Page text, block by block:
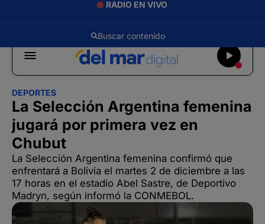
RADIO EN VIVO
DEPORTES
La Selección Argentina femenina
jugará por primera vez en
Chubut
La Selección Argentina femenina confirmó que
enfrentará a Bolivia el martes 2 de diciembre a las
17 horas en el estadio Abel Sastre, de Deportivo
Madryn, según informó la CONMEBOL.